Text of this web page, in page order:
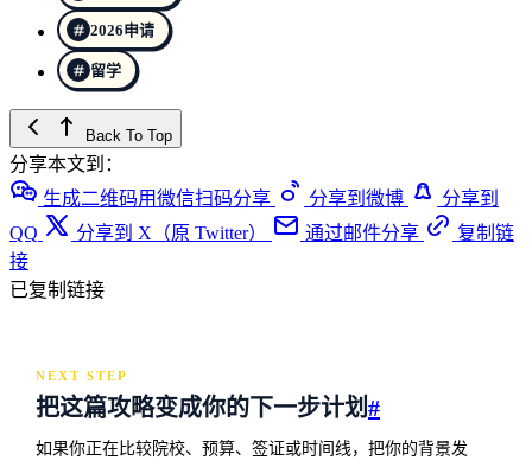
2026申请
留学
Back To Top
分享本文到：
生成二维码用微信扫码分享
分享到微博
分享到
QQ
分享到 X（原 Twitter） 通过邮件分享
复制链
接
已复制链接
NEXT STEP
把这篇攻略变成你的下一步计划#
如果你正在比较院校、预算、签证或时间线，把你的背景发